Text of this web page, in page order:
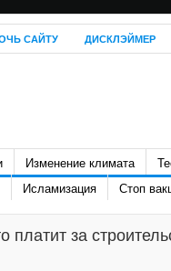
САЙТУ ДИСКЛЭЙМЕР
Изменение климата
Исламизация Стоп
платит за